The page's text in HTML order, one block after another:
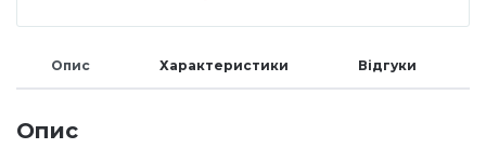
Опис Характеристики Відгуки
Опис